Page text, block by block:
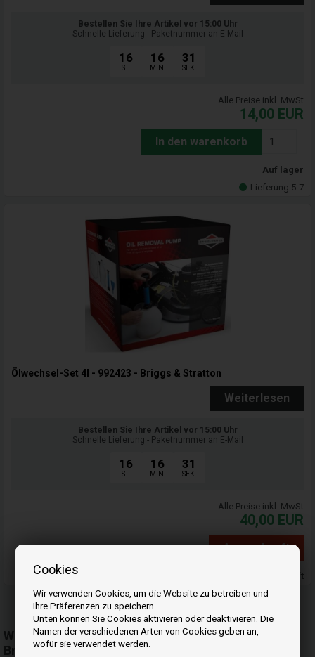
Cookies
Wir verwenden Cookies, um die Website zu betreiben und
Ihre Präferenzen zu speichern.
Unten können Sie Cookies aktivieren oder deaktivieren. Die
Namen der verschiedenen Arten von Cookies geben an,
wofür sie verwendet werden.
Bestellen Sie Ihre Artikel vor 15:00 Uhr
Schnelle Lieferung - Paketnummer an E-Mail
16
ST.
16
MIN.
31
SEK.
Alle Preise inkl. MwSt
14,00 EUR
In den warenkorb
Auf lager
Lieferung 5-7
Ölwechsel-Set 4l - 992423 - Briggs & Stratton
Weiterlesen
Bestellen Sie Ihre Artikel vor 15:00 Uhr
Schnelle Lieferung - Paketnummer an E-Mail
16
ST.
16
MIN.
31
SEK.
Alle Preise inkl. MwSt
40,00 EUR
Ausverkauft
Ausverkauft
Wählen Sie die richtigen Serviceprodukte für Ihren
Briggs & Stratton Motor